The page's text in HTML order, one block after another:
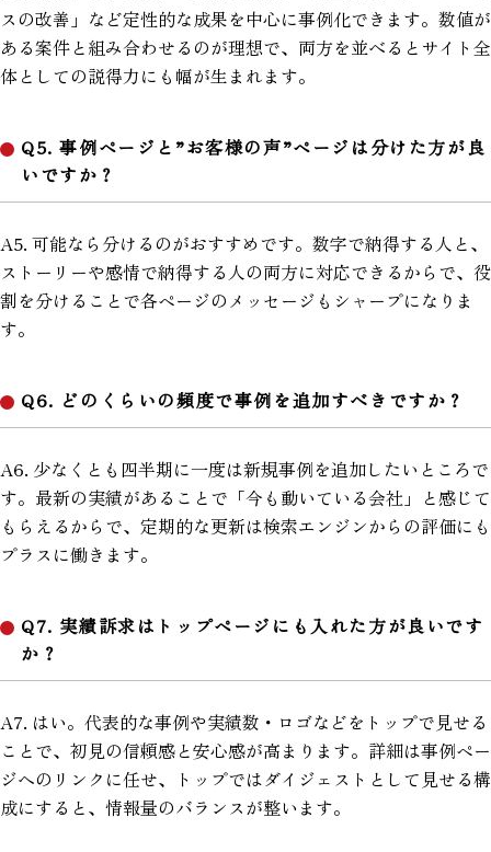
スの改善」など定性的な成果を中心に事例化できます。数値が
ある案件と組み合わせるのが理想で、両方を並べるとサイト全
体としての説得力にも幅が生まれます。
Q5. 事例ページと”お客様の声”ページは分けた方が良
いですか？
A5. 可能なら分けるのがおすすめです。数字で納得する人と、
ストーリーや感情で納得する人の両方に対応できるからで、役
割を分けることで各ページのメッセージもシャープになりま
す。
Q6. どのくらいの頻度で事例を追加すべきですか？
A6. 少なくとも四半期に一度は新規事例を追加したいところで
す。最新の実績があることで「今も動いている会社」と感じて
もらえるからで、定期的な更新は検索エンジンからの評価にも
プラスに働きます。
Q7. 実績訴求はトップページにも入れた方が良いです
か？
A7. はい。代表的な事例や実績数・ロゴなどをトップで見せる
ことで、初見の信頼感と安心感が高まります。詳細は事例ペー
ジへのリンクに任せ、トップではダイジェストとして見せる構
成にすると、情報量のバランスが整います。